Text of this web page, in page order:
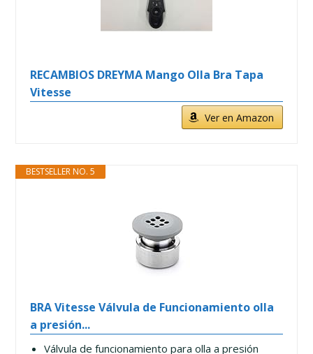
RECAMBIOS DREYMA Mango Olla Bra Tapa
Vitesse
Ver en Amazon
BESTSELLER NO. 5
BRA Vitesse Válvula de Funcionamiento olla
a presión...
Válvula de funcionamiento para olla a presión